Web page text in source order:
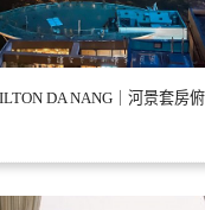
DA NANG｜河景套房